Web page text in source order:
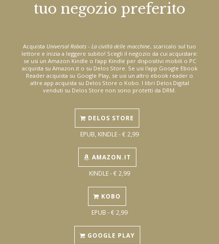
tuo negozio preferito
Acquista Universal Robots - La civiltà delle macchine, scaricalo sul tuo
lettore e inizia a leggere subito! Scegli il negozio da cui acquistare:
se usi un Amazon Kindle o l'app Kindle per dispositivi mobili o PC
acquista su Amazon.it o su Delos Store. Se usi l'app Google Ebook
Reader acquista su Google Play, se usi un altro ebook reader o
altre app acquista su Delos Store o Kobo. I libri Delos Digital
venduti su Delos Store non sono protetti da DRM.
DELOS STORE
EPUB, KINDLE - € 2,99
AMAZON.IT
KINDLE - € 2,99
KOBO
EPUB - € 2,99
GOOGLE PLAY